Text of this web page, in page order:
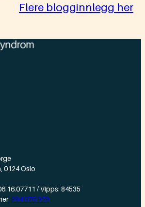
Flere blogginnlegg her
0124 Oslo
/ Vipps: 84535
984 076 959